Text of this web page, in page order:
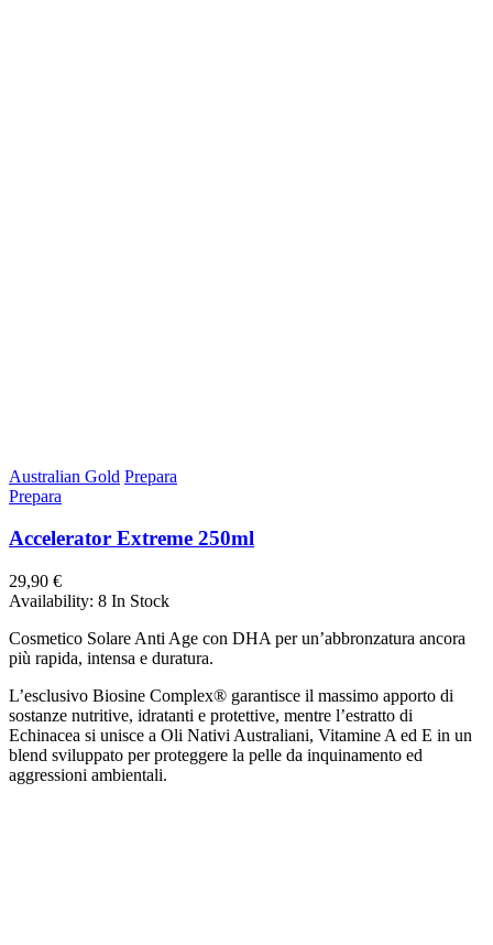
Australian Gold Prepara
Prepara
Accelerator Extreme 250ml
29,90 €
Availability: 8 In Stock
Cosmetico Solare Anti Age con DHA per un’abbronzatura ancora
più rapida, intensa e duratura.
L’esclusivo Biosine Complex® garantisce il massimo apporto di
sostanze nutritive, idratanti e protettive, mentre l’estratto di
Echinacea si unisce a Oli Nativi Australiani, Vitamine A ed E in un
blend sviluppato per proteggere la pelle da inquinamento ed
aggressioni ambientali.